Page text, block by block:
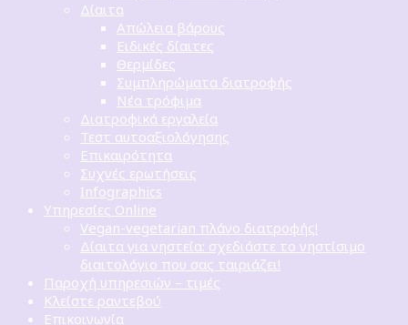
Δίαιτα
Απώλεια βάρους
Ειδικές δίαιτες
Θερμίδες
Συμπληρώματα διατροφής
Νέα τρόφιμα
Διατροφικά εργαλεία
Τεστ αυτοαξιολόγησης
Επικαιρότητα
Συχνές ερωτήσεις
Infographics
Υπηρεσίες Online
Vegan-vegetarian πλάνο διατροφής!
Δίαιτα για νηστεία: σχεδιάστε το νηστίσιμο
διαιτολόγιο που σας ταιριάζει!
Παροχή υπηρεσιών – τιμές
Κλείστε ραντεβού
Επικοινωνία